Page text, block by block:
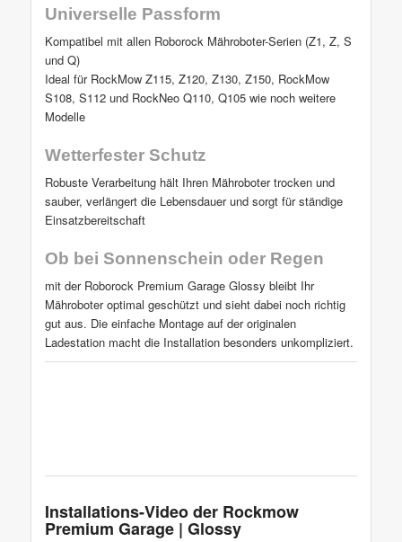
Universelle Passform
Kompatibel mit allen Roborock Mähroboter-Serien (Z1, Z, S
und Q)
Ideal für RockMow Z115, Z120, Z130, Z150, RockMow
S108, S112 und RockNeo Q110, Q105 wie noch weitere
Modelle
Wetterfester Schutz
Robuste Verarbeitung hält Ihren Mähroboter trocken und
sauber, verlängert die Lebensdauer und sorgt für ständige
Einsatzbereitschaft
Ob bei Sonnenschein oder Regen
mit der Roborock Premium Garage Glossy bleibt Ihr
Mähroboter optimal geschützt und sieht dabei noch richtig
gut aus. Die einfache Montage auf der originalen
Ladestation macht die Installation besonders unkompliziert.
Installations-Video der Rockmow
Premium Garage | Glossy